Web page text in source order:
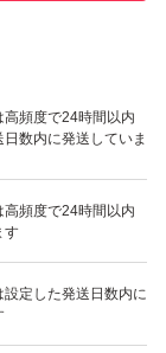
高頻度で24時間以内
日数内に発送していま
高頻度で24時間以内
す
設定した発送日数内に
いね！